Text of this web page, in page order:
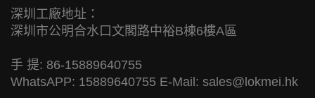
深圳工廠地址：
深圳市公明合水口文閣路中裕B棟6樓A區
手 提: 86-15889640755
WhatsAPP: 15889640755 E-Mail: sales@lokmei.hk